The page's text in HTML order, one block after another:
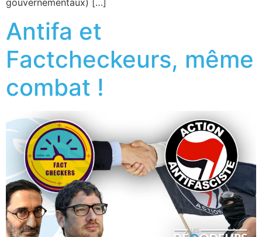
Antifa et
Factcheckeurs, même
combat !